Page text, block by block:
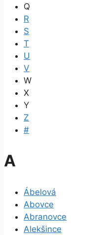
Q
R
S
T
U
V
W
X
Y
Z
#
A
Ábelová
Abovce
Abranovce
Alekšince